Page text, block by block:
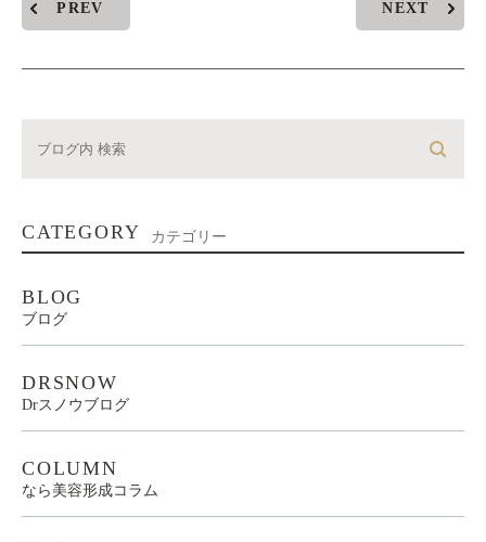
PREV NEXT
CATEGORY カテゴリー
BLOG
ブログ
DRSNOW
Drスノウブログ
COLUMN
なら美容形成コラム